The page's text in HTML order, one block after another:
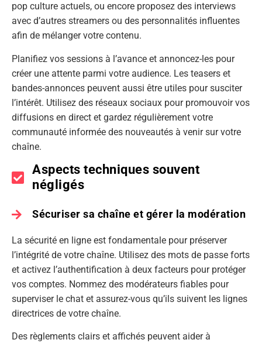
pop culture actuels, ou encore proposez des interviews
avec d’autres streamers ou des personnalités influentes
afin de mélanger votre contenu.
Planifiez vos sessions à l’avance et annoncez-les pour
créer une attente parmi votre audience. Les teasers et
bandes-annonces peuvent aussi être utiles pour susciter
l’intérêt. Utilisez des réseaux sociaux pour promouvoir vos
diffusions en direct et gardez régulièrement votre
communauté informée des nouveautés à venir sur votre
chaîne.
Aspects techniques souvent
négligés
Sécuriser sa chaîne et gérer la modération
La sécurité en ligne est fondamentale pour préserver
l’intégrité de votre chaîne. Utilisez des mots de passe forts
et activez l’authentification à deux facteurs pour protéger
vos comptes. Nommez des modérateurs fiables pour
superviser le chat et assurez-vous qu’ils suivent les lignes
directrices de votre chaîne.
Des règlements clairs et affichés peuvent aider à